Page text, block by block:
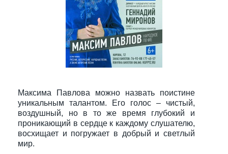
Максима Павлова можно назвать поистине
уникальным талантом. Его голос – чистый,
воздушный, но в то же время глубокий и
проникающий в сердце к каждому слушателю,
восхищает и погружает в добрый и светлый
мир.